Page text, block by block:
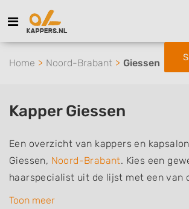
Home Noord-Brabant Giessen
Kapper Giessen
Een overzicht van kappers en
Giessen, Noord-Brabant. Kies een
haarspecialist uit de lijst met een van
specialisaties of aantekeningen:
Toon meer